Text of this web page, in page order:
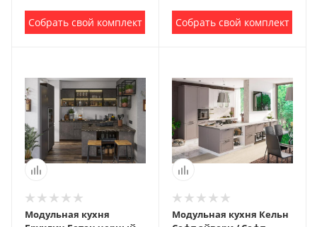
Собрать свой комплект Собрать свой комплект
Модульная кухня
Модульная кухня Кельн